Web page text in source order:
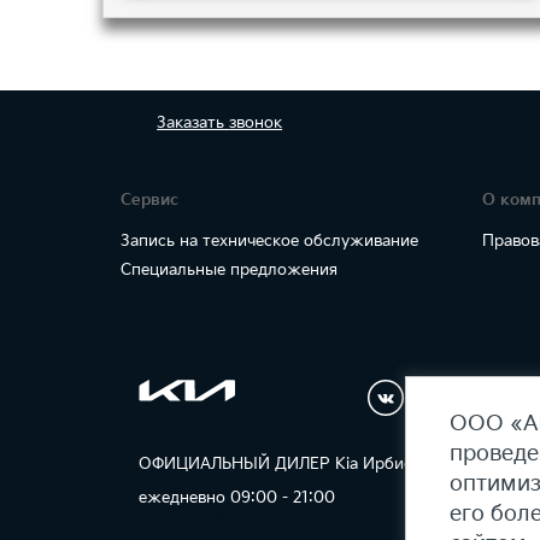
Заказатьзвонок
Сервис
Запись на техническое обслуживание
Специальные предложения
О
ОФИЦИАЛЬНЫЙ ДИЛЕР Kia Ирбис
ежедневно 09:00 - 21:00
ООО
его